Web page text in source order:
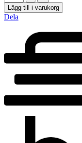
Lägg till i varukorg
Dela